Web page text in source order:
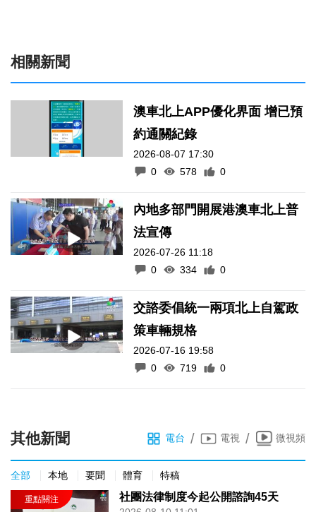
相關新聞
澳車北上APP優化界面 增已預
約通關紀錄
2026-08-07 17:30
0
578 0
內地多部門開展港澳車北上普
法宣傳
2026-07-26 11:18
0
334 0
交諮委倡統一兩項北上自駕政
策車輛規格
2026-07-16 19:58
0
719 0
其他新聞 電台 / 電視 / 微視頻
全部 本地 要聞 體育 特稿
社團法律制度今起公開諮詢45天